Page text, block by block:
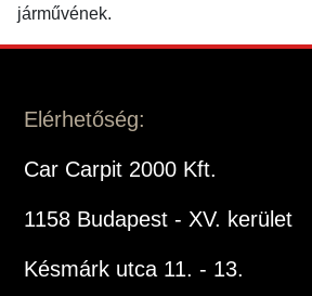
járművének.
Elérhetőség:
Car Carpit 2000 Kft.
1158 Budapest - XV. kerület
Késmárk utca 11. - 13.